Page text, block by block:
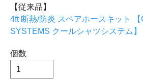
【従来品】
4ft 断熱/防炎 スペアホースキット
SYSTEMS クールシャツシステム】
個数